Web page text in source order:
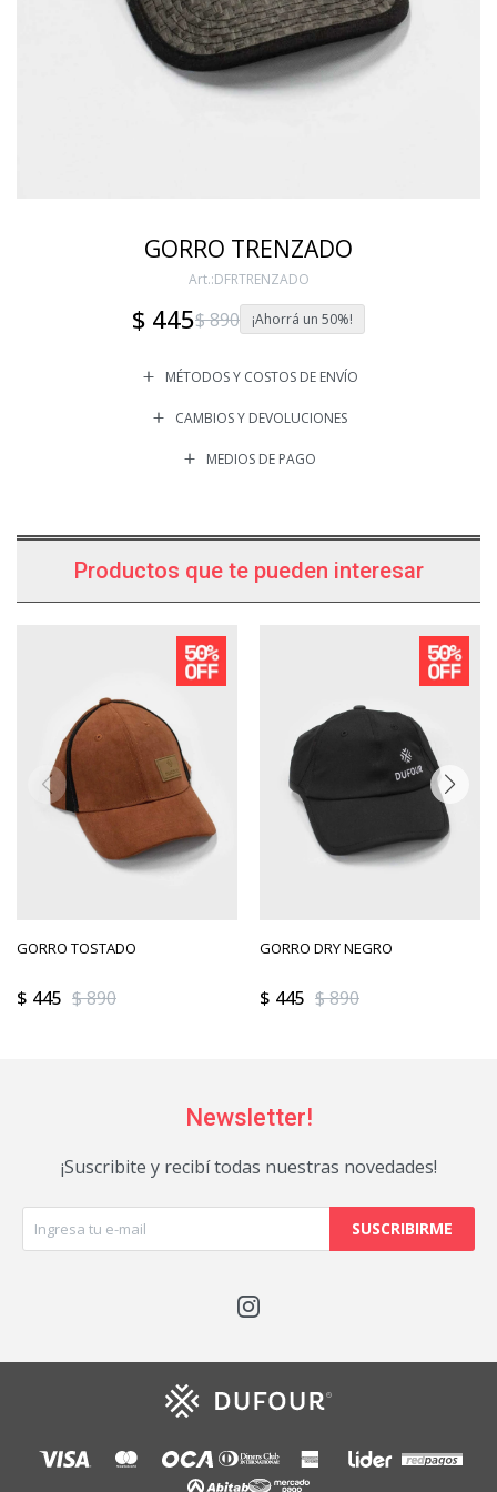
GORRO TRENZADO
DFRTRENZADO
$ 445$890 50
MÉTODOS Y COSTOS DE ENVÍO
CAMBIOS Y DEVOLUCIONES
MEDIOS DE PAGO
Productos que te pueden interesar
GORRO TOSTADO
$ 445 $890
GORRO DRY NEGRO
$ 445 $890
Newsletter!
¡Suscribite y recibí todas nuestras novedades!
SUSCRIBIRME
